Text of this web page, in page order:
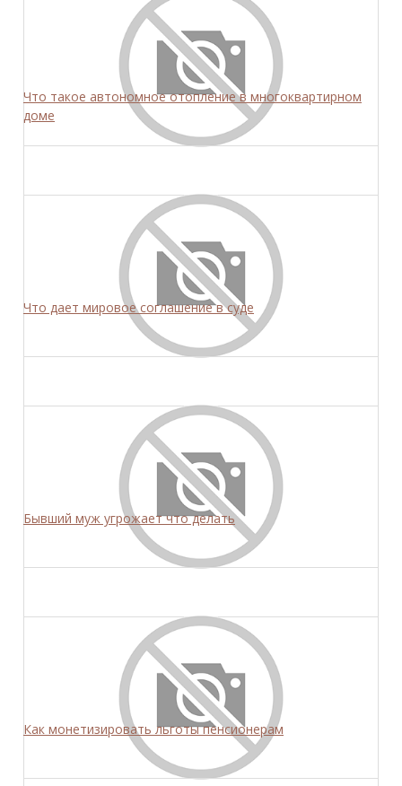
Что такое автономное отопление в многоквартирном
доме
Что дает мировое соглашение в суде
Бывший муж угрожает что делать
Как монетизировать льготы пенсионерам